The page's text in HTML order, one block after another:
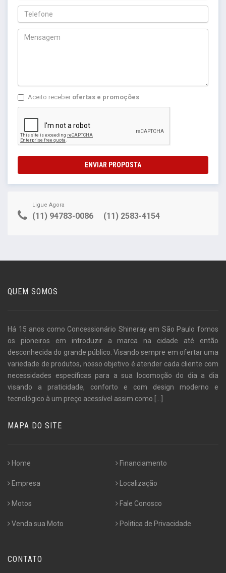
Aceito receber ofertas e promoções
ENVIAR PROPOSTA
Ligue Agora
(11) 94783-0086 (11) 2583-4154
QUEM SOMOS
Há 15 anos como Concessionário Shineray em São Paulo fomos
os pioneiros em introduzir a marca na cidade até então
desconhecida do grande público. Visando sempre em ofertar uma
variedade de produtos, nosso objetivo é atender cada cliente com
necessidades específicas para a sua locomoção do dia a dia
visando a praticidade, conforto e com design moderno e
tecnológico à um preço acessível assim como [...]
MAPA DO SITE
Home
Empresa
Motos
Venda sua Moto
Financiamento
Localização
Fale Conosco
Politica de Privacidade
CONTATO